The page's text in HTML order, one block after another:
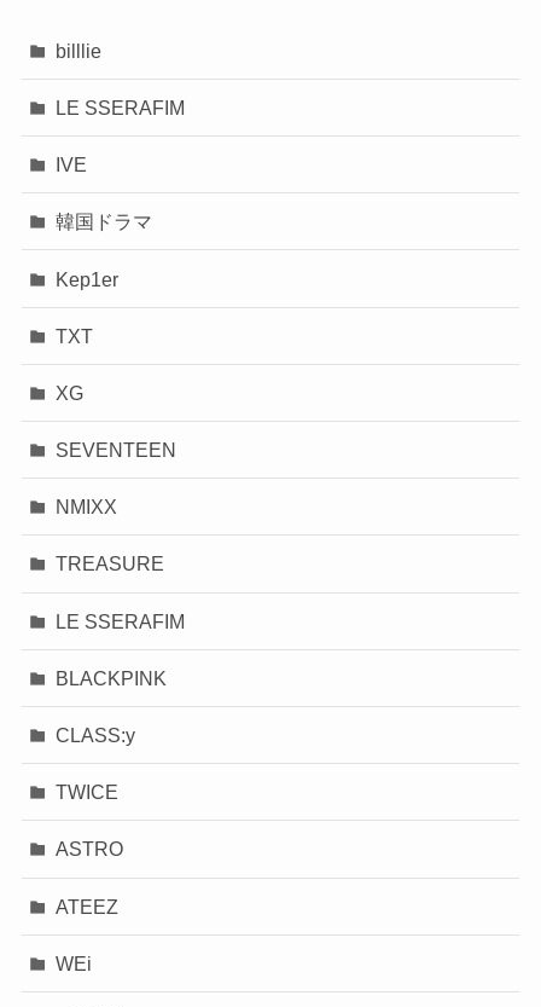
billlie
LE SSERAFIM
IVE
韓国ドラマ
Kep1er
TXT
XG
SEVENTEEN
NMIXX
TREASURE
LE SSERAFIM
BLACKPINK
CLASS:y
TWICE
ASTRO
ATEEZ
WEi